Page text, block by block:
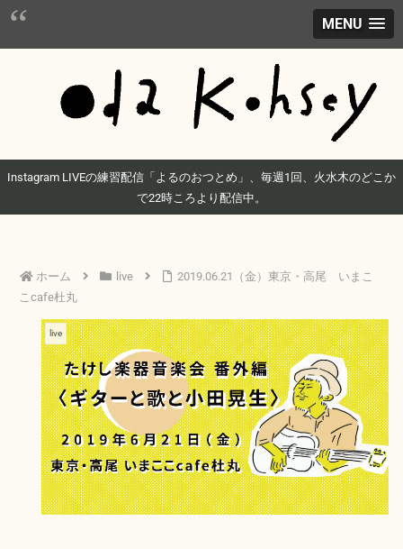
MENU
Instagram LIVEの練習配信「よるのおつとめ」、毎週1回、火水木のどこか
で22時ころより配信中。
ホーム live
2019.06.21（金）東京・高尾 いまこ
こcafe杜丸
live